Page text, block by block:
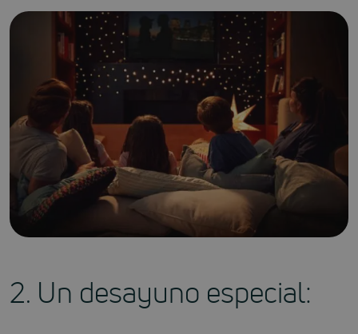
2. Un desayuno especial: